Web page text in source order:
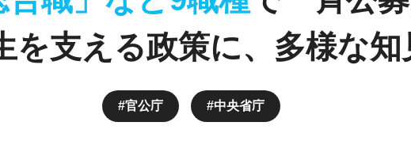
を支える政策に、多様な知
官公庁 中央省庁